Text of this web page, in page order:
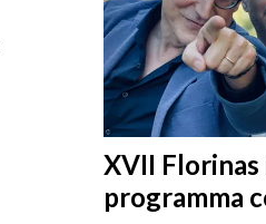
XVII Florinas
programma